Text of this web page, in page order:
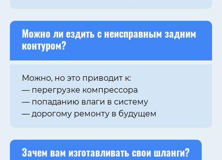
Можно ли ездить с неисправным задним
контуром?
Можно, но это приводит к:
— перегрузке компрессора
— попаданию влаги в систему
— дорогому ремонту в будущем
Зачем вам изготавливать свои шланги?